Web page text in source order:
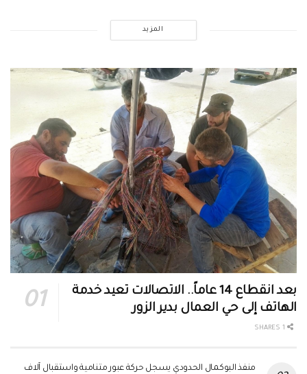
المزيد
بعد انقطاع 14 عاماً.. الاتصالات تعيد خدمة
الهاتف إلى حي العمال بدير الزور
منفذ البوكمال الحدودي يسجل حركة عبور متنامية واستقبال آلاف